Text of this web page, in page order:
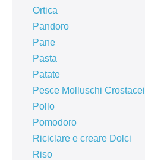
Ortica
Pandoro
Pane
Pasta
Patate
Pesce Molluschi Crostacei
Pollo
Pomodoro
Riciclare e creare Dolci
Riso